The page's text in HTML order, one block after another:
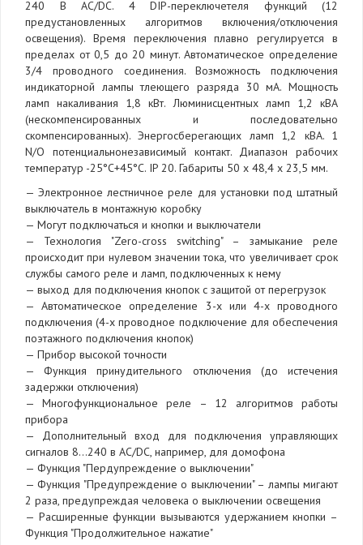
240 В AC/DC. 4 DIP-переключетеля функций (12
предустановленных алгоритмов включения/отключения
освещения). Время переключения плавно регулируется в
пределах от 0,5 до 20 минут. Автоматическое определение
3/4 проводного соединения. Возможность подключения
индикаторной лампы тлеющего разряда 30 мА. Мощность
ламп накаливания 1,8 кВт. Люминисцентных ламп 1,2 кВА
(нескомпенсированных и последовательно
скомпенсированных). Энергосберегающих ламп 1,2 кВА. 1
N/O потенциальнонезависимый контакт. Диапазон рабочих
температур -25°С+45°С. IP 20. Габариты 50 х 48,4 х 23,5 мм.
— Электронное лестничное реле для установки под штатный
выключатель в монтажную коробку
— Могут подключаться и кнопки и выключатели
— Технология "Zero-cross switching" – замыкание реле
происходит при нулевом значении тока, что увеличивает срок
службы самого реле и ламп, подключенных к нему
— выход для подключения кнопок с защитой от перегрузок
— Автоматическое определение 3-х или 4-х проводного
подключения (4-х проводное подключение для обеспечения
поэтажного подключения кнопок)
— Прибор высокой точности
— Функция принудительного отключения (до истечения
задержки отключения)
— Многофункциональное реле – 12 алгоритмов работы
прибора
— Дополнительный вход для подключения управляющих
сигналов 8...240 в AC/DC, например, для домофона
— Функция "Пердупреждение о выключении"
— Функция "Предупреждение о выключении" – лампы мигают
2 раза, предупреждая человека о выключении освещения
— Расширенные функции вызываются удержанием кнопки –
Функция "Продолжительное нажатие"